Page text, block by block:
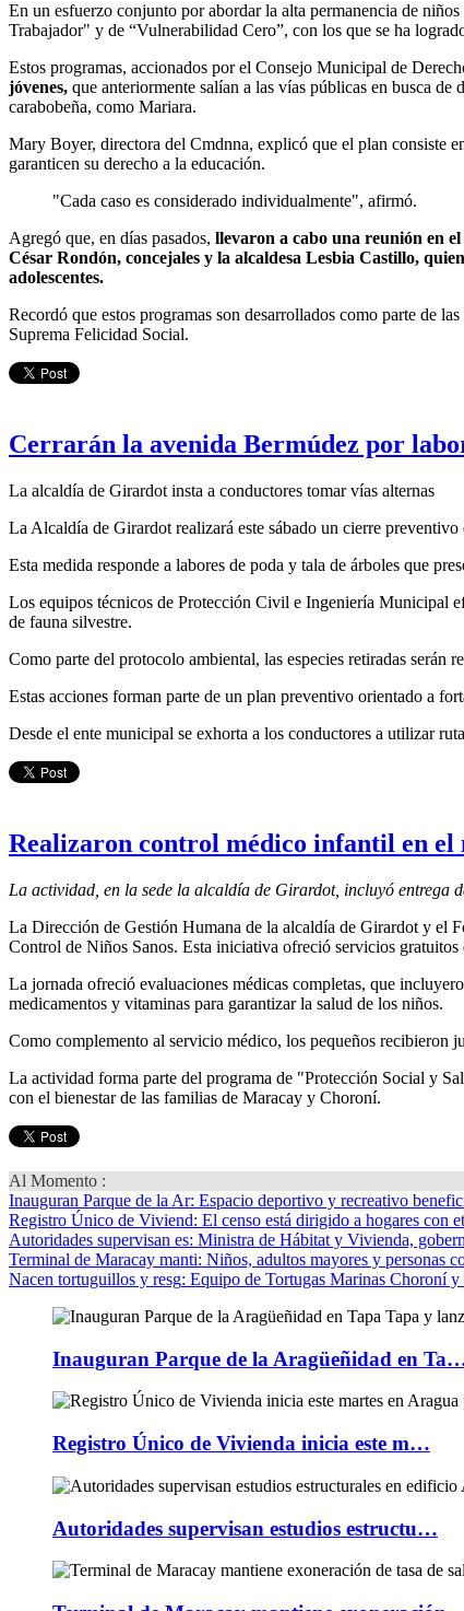
En un esfuerzo conjunto por abordar la alta permanencia de
Trabajador" y de “Vulnerabilidad Cero”, con los que se ha
Estos programas, accionados por el Consejo Municipal de
jóvenes, que anteriormente salían a las vías públicas en busca
carabobeña, como Mariara.
Mary Boyer, directora del Cmdnna, explicó que el plan consiste
garanticen su derecho a la educación.
"Cada caso es considerado individualmente", afirmó.
Agregó que, en días pasados, llevaron a cabo una reunión en
César Rondón, concejales y la alcaldesa Lesbia Castillo,
adolescentes.
Recordó que estos programas son desarrollados como parte de
Suprema Felicidad Social.
Cerrarán la avenida Bermúdez por
La alcaldía de Girardot insta a conductores tomar vías alternas
La Alcaldía de Girardot realizará este sábado un cierre
Esta medida responde a labores de poda y tala de árboles que
Los equipos técnicos de Protección Civil e Ingeniería Municipal
de fauna silvestre.
Como parte del protocolo ambiental, las especies retiradas serán
Estas acciones forman parte de un plan preventivo orientado a
Desde el ente municipal se exhorta a los conductores a utilizar
Realizaron control médico infantil en el
La actividad, en la sede la alcaldía de Girardot, incluyó entrega
La Dirección de Gestión Humana de la alcaldía de Girardot y el
Control de Niños Sanos. Esta iniciativa ofreció servicios
La jornada ofreció evaluaciones médicas completas, que
medicamentos y vitaminas para garantizar la salud de los niños.
Como complemento al servicio médico, los pequeños recibieron
La actividad forma parte del programa de "Protección Social y
con el bienestar de las familias de Maracay y Choroní.
Al Momento :
Inauguran Parque de la Ar: Espacio deportivo y recreativo
Registro Único de Viviend: El censo está dirigido a hogares con
Autoridades supervisan es: Ministra de Hábitat y Vivienda,
Terminal de Maracay manti: Niños, adultos mayores y personas
Nacen tortuguillos y resg: Equipo de Tortugas Marinas Choroní
Inauguran Parque de la Aragüeñidad en
Registro Único de Vivienda inicia este m…
Autoridades supervisan estudios estructu…